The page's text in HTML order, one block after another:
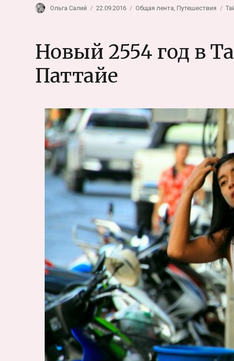
Автор
Ольга Салий Опубликовано
22.09.2016 Рубрики
Общая лента Путешествия
Новый 2554 год в
Паттайе